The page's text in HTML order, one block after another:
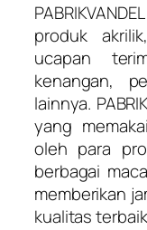
produk
ucapan
kenangan,
lainnya.
yang
oleh para
berbagai
memberikan
kualitas